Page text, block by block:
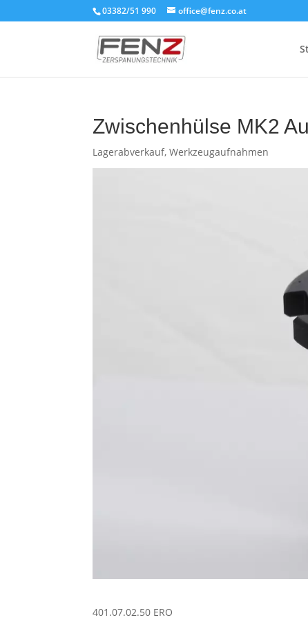
03382/51 990 office@fenz.co.at
Zwischenhülse MK2
Lagerabverkauf,Werkzeugaufnahmen
401.07.02.50 ERO